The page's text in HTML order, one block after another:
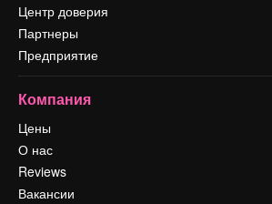
Центр доверия
Партнеры
Предприятие
Компания
Цены
О нас
Reviews
Вакансии